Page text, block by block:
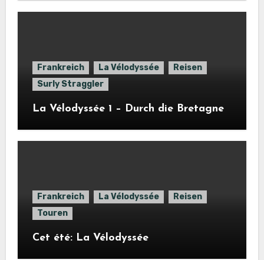
Frankreich La Vélodyssée
Reisen
Surly Straggler
La Vélodyssée 1 – Durch die Bretagne
Frankreich La Vélodyssée
Reisen
Touren
Cet été: La Vélodyssée